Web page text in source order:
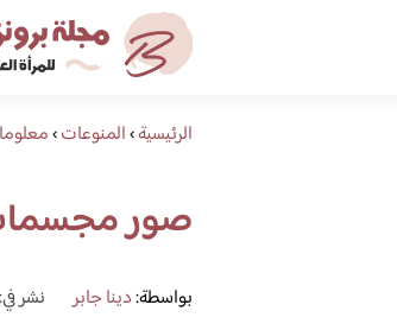
الرئيسية›المنوعات›
صور
بواسطة:دينا جابر نشر في: 25 مارس، 2020